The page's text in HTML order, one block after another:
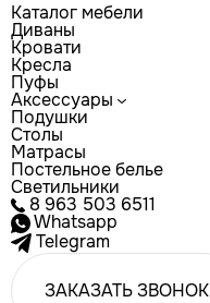
Каталог мебели
Диваны
Кровати
Кресла
Пуфы
Аксессуары
Подушки
Столы
Матрасы
Постельное белье
Светильники
8 963 503 6511
Whatsapp
Telegram
ЗАКАЗАТЬ ЗВОНОК